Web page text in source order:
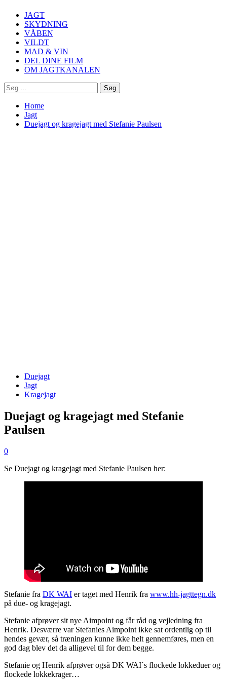
JAGT
SKYDNING
VÅBEN
VILDT
MAD & VIN
DEL DINE FILM
OM JAGTKANALEN
Søg
efter:
Home
Jagt
Duejagt og kragejagt med Stefanie Paulsen
Duejagt
Jagt
Kragejagt
Duejagt og kragejagt med Stefanie
Paulsen
0
Se Duejagt og kragejagt med Stefanie Paulsen her:
Stefanie fra DK WAI er taget med Henrik fra www.hh-jagttegn.dk
på due- og kragejagt.
Stefanie afprøver sit nye Aimpoint og får råd og vejledning fra
Henrik. Desværre var Stefanies Aimpoint ikke sat ordentlig op til
hendes gevær, så træningen kunne ikke helt gennemføres, men en
god dag blev det da alligevel til for dem begge.
Stefanie og Henrik afprøver også DK WAI´s flockede lokkeduer og
flockede lokkekrager…